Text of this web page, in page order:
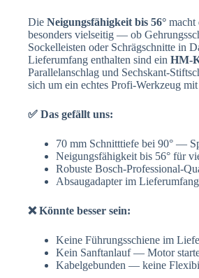
Die Neigungsfähigkeit bis 56° macht
besonders vielseitig — ob
Sockelleisten oder Schrägschnitte in
Lieferumfang enthalten sind ein HM-
Parallelanschlag und Sechskant-
sich um ein echtes Profi-Werkzeug
✅ Das gefällt uns:
70 mm Schnitttiefe bei 90° —
Neigungsfähigkeit bis 56° für
Robuste Bosch-Professional-
Absaugadapter im
❌ Könnte besser sein:
Keine Führungsschiene im
Kein Sanftanlauf — Motor
Kabelgebunden — keine